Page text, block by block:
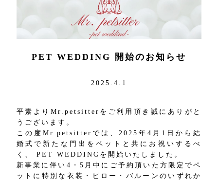
PET WEDDING 開始のお知らせ
2025.4.1
平素よりMr.petsitterをご利用頂き誠にありがと
うございます。
この度Mr.petsitterでは、2025年4月1日から結
婚式で新たな門出をペットと共にお祝いするべ
く、 PET WEDDINGを開始いたしました。
新事業に伴い4・5月中にご予約頂いた方限定でペ
ットに特別な衣装・ピロー・バルーンのいずれか